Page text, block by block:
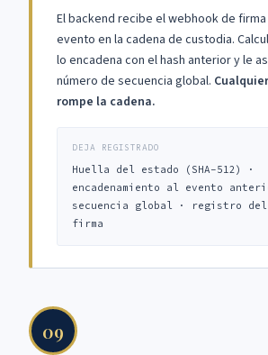
El backend recibe el webhook de
evento en la cadena de custodia.
lo encadena con el hash anterior y le
número de secuencia global.
rompe la cadena.
DEJA REGISTRADO
Huella del estado (SHA-512) ·
encadenamiento al evento
secuencia global · registro del
firma
09